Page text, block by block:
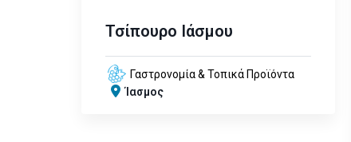
Τσίπουρο Ιάσμου
Γαστρονομία & Τοπικά Προϊόντα
Ίασμος